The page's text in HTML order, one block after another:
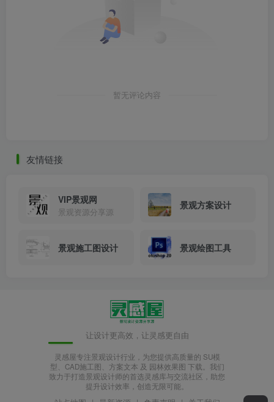
暂无评论内容
友情链接
VIP景观网
景观资源分享源
景观方案设计
景观施工图设计 景观绘图工具
让设计更高效，让灵感更自由
灵感屋专注景观设计行业，为您提供高质量的 SU模
型、CAD施工图、方案文本 及 园林效果图 下载。我们
致力于打造景观设计师的首选灵感库与交流社区，助您
提升设计效率，创造无限可能。